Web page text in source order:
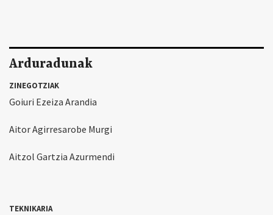
Arduradunak
ZINEGOTZIAK
Goiuri Ezeiza Arandia
Aitor Agirresarobe Murgi
Aitzol Gartzia Azurmendi
TEKNIKARIA